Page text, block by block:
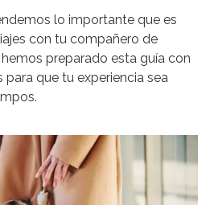
lo importante que es
con tu compañero de
preparado esta guía con
que tu experiencia sea